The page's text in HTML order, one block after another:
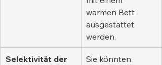
warmen Bett
ausgestattet
werden.
Selektivität der
Sie könnten